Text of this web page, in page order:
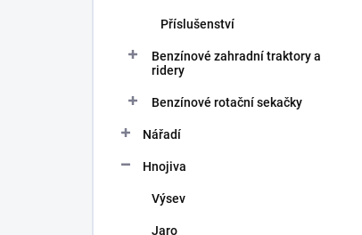
Příslušenství
Benzínové zahradní traktory a
ridery
Benzínové rotační sekačky
Nářadí
Hnojiva
Výsev
Jaro